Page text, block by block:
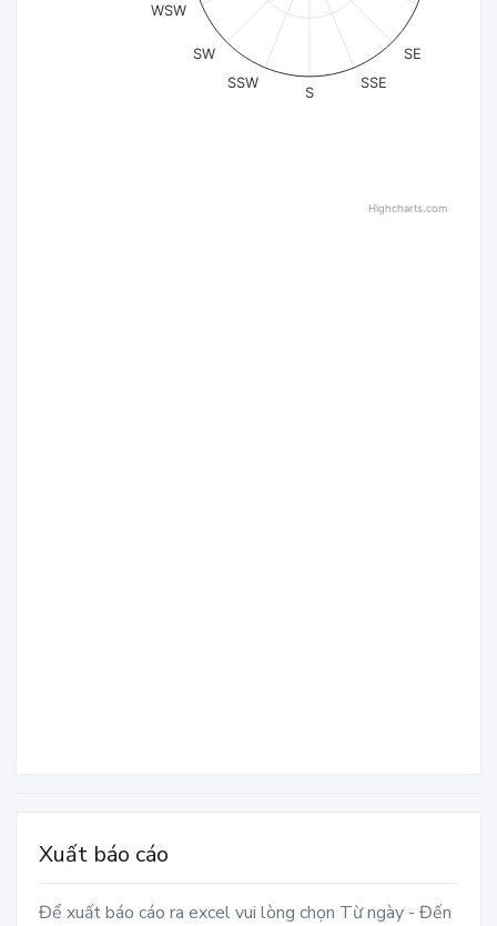
SE
SSE
S
SSW
SW
WSW
Highcharts.com
Xuất báo cáo
Để xuất báo cáo ra excel vui lòng chọn Từ ngày - Đến